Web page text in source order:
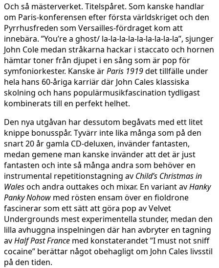
Och så mästerverket. Titelspåret. Som kanske handlar
om Paris-konferensen efter första världskriget och den
Pyrrhusfreden som Versailles-fördraget kom att
innebära. ”You’re a ghost/ la-la-la-la-la-la-la-la-la”, sjunger
John Cole medan stråkarna hackar i staccato och hornen
hämtar toner från djupet i en sång som är pop för
symfoniorkester. Kanske ärParis 1919det tillfälle under
hela hans 60-åriga karriär där John Cales klassiska
skolning och hans populärmusikfascination tydligast
kombinerats till en perfekt helhet.
Den nya utgåvan har dessutom begåvats med ett litet
knippe bonusspår. Tyvärr inte lika många som på den
snart 20 år gamla CD-deluxen, invänder fantasten,
medan gemene man kanske invänder att det är just
fantasten och inte så många andra som behöver en
instrumental repetitionstagning av Child’s Christmas in
Walesoch andra outtakes och mixar. En variant avHanky
Panky Nohow med rösten ensam över en fioldrone
fascinerar som ett sätt att göra pop av Velvet
Undergrounds mest experimentella stunder, medan den
lilla avhuggna inspelningen där han avbryter en tagning
avHalf Past France med konstaterandet ”I must not sniff
cocaine” berättar något obehagligt om John Cales livsstil
på den tiden.